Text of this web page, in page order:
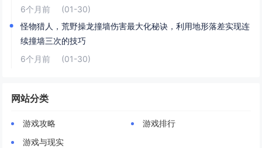
6个月前
(01-30)
怪物猎人，荒野操龙撞墙伤害最大化秘诀，利用地形落差实现连
续撞墙三次的技巧
6个月前
(01-30)
网站分类
游戏攻略
游戏排行
游戏与现实